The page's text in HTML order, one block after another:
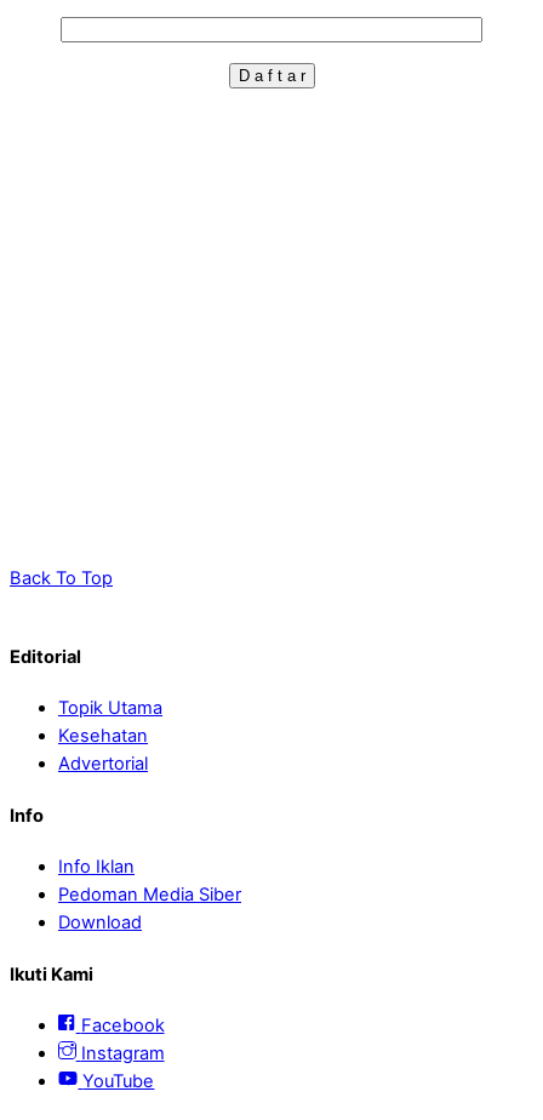
Back To Top
Editorial
Topik Utama
Kesehatan
Advertorial
Info
Info Iklan
Pedoman Media Siber
Download
Ikuti Kami
Facebook
Instagram
YouTube